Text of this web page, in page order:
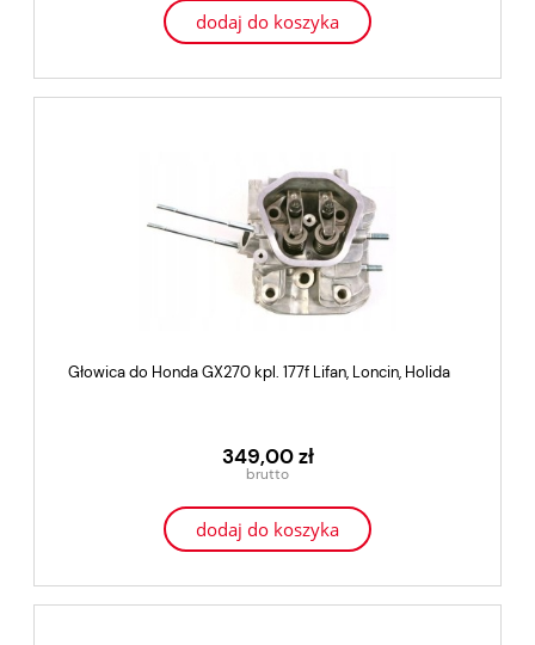
dodaj do koszyka
Głowica do Honda GX270 kpl. 177f Lifan, Loncin, Holida
349,00 zł
dodaj do koszyka